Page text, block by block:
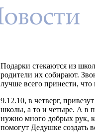
Подарки стекаются из
родители их собирают.
лучше всего принести,
9.12.10, в четверг,
школы, а то и четыре. А в
нужно много добрых рук,
помогут Дедушке создать